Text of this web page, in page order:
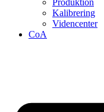
Produktion
Kalibrering
Videncenter
CoA